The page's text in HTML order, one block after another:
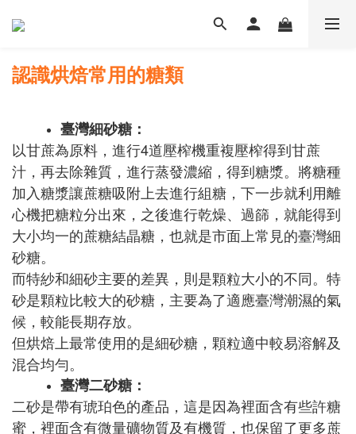
認識烘焙常用的糖類
臺灣細砂糖：
以甘蔗為原料，進行4道壓榨機重複壓榨得到甘蔗
汁，再去除雜質，進行蒸發濃縮，得到糖漿。將糖種
加入糖漿讓蔗糖吸附上去進行組糖，下一步就利用離
心機把糖粒分出來，之後進行乾燥、過篩，就能得到
大小均一的蔗糖結晶糖，也就是市面上常見的臺灣細
砂糖。
而特紗和細砂主要的差異，則是顆粒大小的不同。特
砂是顆粒比較大的砂糖，主要為了適應臺灣潮濕的氣
候，較能長期存放。
但烘焙上最常使用的是細砂糖，顆粒適中較易溶解及
混合均勻。
臺灣二砂糖：
二砂是帶有琥珀色的產品，這是因為裡面含有些許糖
蜜，裡面含有微量礦物質及有機質，也保留了更多蔗